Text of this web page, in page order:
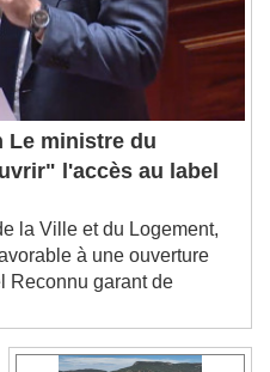
Escape will cancel
Le ministre du
l'accès au label
la Ville et du Logement,
à une ouverture
garant de